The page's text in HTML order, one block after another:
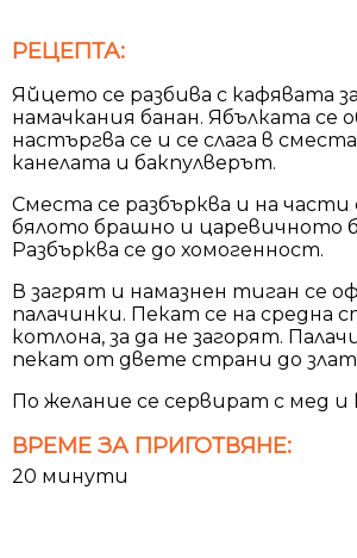
РЕЦЕПТА:
Яйцето се разбива с кафявата
намачкания банан. Ябълката се
настъргва се и се слага в
канелата и бакпулверът.
Сместа се разбърква и на части
бялото брашно и царевичното
Разбърква се до хомогенност.
В загрят и намазнен тиган се
палачинки. Пекат се на средна
котлона, за да не загорят.
пекат от двете страни до
По желание се сервират с мед и
ВРЕМЕ ЗА ПРИГОТВЯНЕ:
20 минути